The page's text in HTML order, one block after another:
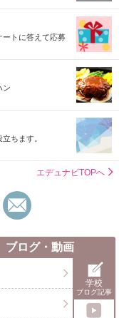
ートに答えて応募
ン
ちます。
エデュナビTOPへ
メ
ー
で
送
ブログ・動画
学校
ブログ記事